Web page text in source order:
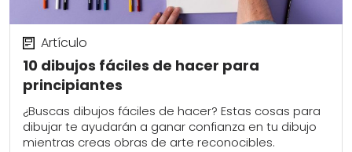
10 dibujos fáciles de hacer para
principiantes
Artículo
¿Buscas dibujos fáciles de hacer? Estas cosas para
dibujar te ayudarán a ganar confianza en tu dibujo
mientras creas obras de arte reconocibles.